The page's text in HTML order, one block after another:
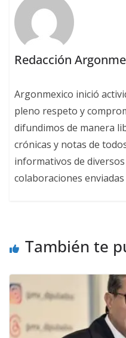
Redacción
Argonmexico inició
pleno respeto y
difundimos de manera
crónicas y notas de
informativos de
colaboraciones
También te